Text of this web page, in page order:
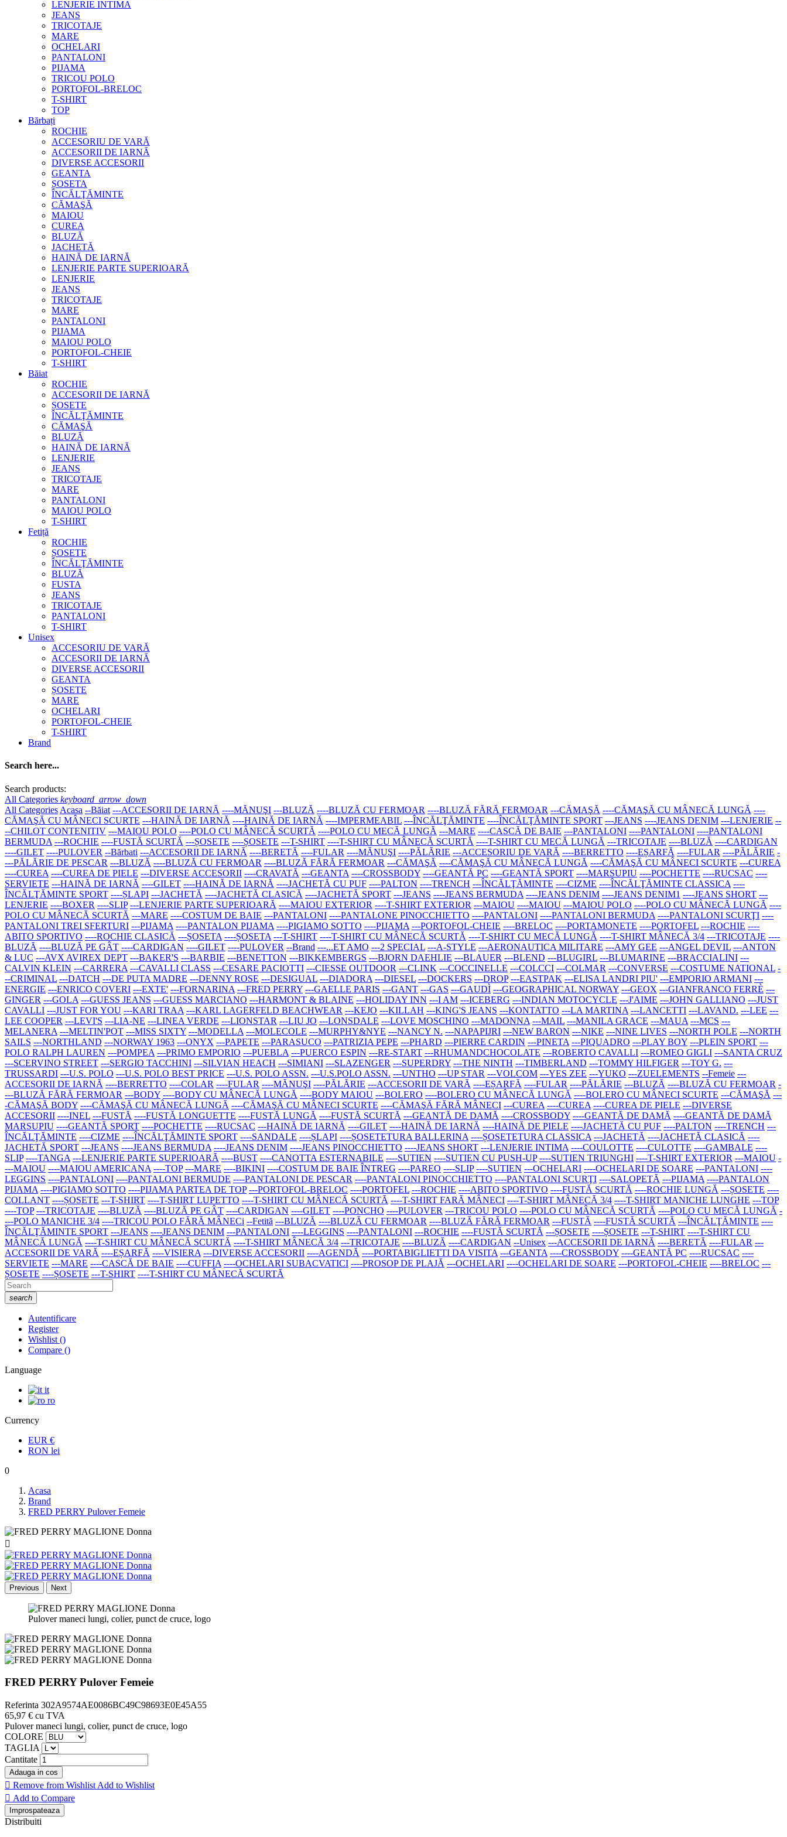
LENJERIE INTIMA
JEANS
TRICOTAJE
MARE
OCHELARI
PANTALONI
PIJAMA
TRICOU POLO
PORTOFOL-BRELOC
T-SHIRT
TOP
Bărbați
ROCHIE
ACCESORIU DE VARĂ
ACCESORII DE IARNĂ
DIVERSE ACCESORII
GEANTA
ȘOSETA
ÎNCĂLŢĂMINTE
CĂMAŞĂ
MAIOU
CUREA
BLUZĂ
JACHETĂ
HAINĂ DE IARNĂ
LENJERIE PARTE SUPERIOARĂ
LENJERIE
JEANS
TRICOTAJE
MARE
PANTALONI
PIJAMA
MAIOU POLO
PORTOFOL-CHEIE
T-SHIRT
Băiat
ROCHIE
ACCESORII DE IARNĂ
ȘOSETE
ÎNCĂLŢĂMINTE
CĂMAŞĂ
BLUZĂ
HAINĂ DE IARNĂ
LENJERIE
JEANS
TRICOTAJE
MARE
PANTALONI
MAIOU POLO
T-SHIRT
Fetiță
ROCHIE
ȘOSETE
ÎNCĂLŢĂMINTE
BLUZĂ
FUSTA
JEANS
TRICOTAJE
PANTALONI
T-SHIRT
Unisex
ACCESORIU DE VARĂ
ACCESORII DE IARNĂ
DIVERSE ACCESORII
GEANTA
ȘOSETE
MARE
OCHELARI
PORTOFOL-CHEIE
T-SHIRT
Brand
Search here...
Search products:
All Categories keyboard_arrow_down
All Categories Acasa --Băiat ---ACCESORII DE IARNĂ ----MĂNUŞI ---BLUZĂ ----BLUZĂ CU FERMOAR ----BLUZĂ FĂRĂ FERMOAR ---CĂMAŞĂ ----CĂMAŞĂ CU MÂNECĂ LUNGĂ ----
CĂMAŞĂ CU MÂNECI SCURTE ---HAINĂ DE IARNĂ ----HAINĂ DE IARNĂ ----IMPERMEABIL ---ÎNCĂLŢĂMINTE ----ÎNCĂLŢĂMINTE SPORT ---JEANS ----JEANS DENIM ---LENJERIE --
--CHILOT CONTENITIV ---MAIOU POLO ----POLO CU MÂNECĂ SCURTĂ ----POLO CU MECĂ LUNGĂ ---MARE ----CASCĂ DE BAIE ---PANTALONI ----PANTALONI ----PANTALONI
BERMUDA ---ROCHIE ----FUSTĂ SCURTĂ ---ȘOSETE ----ȘOSETE ---T-SHIRT ----T-SHIRT CU MÂNECĂ SCURTĂ ----T-SHIRT CU MECĂ LUNGĂ ---TRICOTAJE ----BLUZĂ ----CARDIGAN
----GILET ----PULOVER --Bărbati ---ACCESORII DE IARNĂ ----BERETĂ ----FULAR ----MĂNUŞI ----PĂLĂRIE ---ACCESORIU DE VARĂ ----BERRETTO ----EȘARFĂ ----FULAR ----PĂLĂRIE -
---PĂLĂRIE DE PESCAR ---BLUZĂ ----BLUZĂ CU FERMOAR ----BLUZĂ FĂRĂ FERMOAR ---CĂMAŞĂ ----CĂMAŞĂ CU MÂNECĂ LUNGĂ ----CĂMAŞĂ CU MÂNECI SCURTE ---CUREA
----CUREA ----CUREA DE PIELE ---DIVERSE ACCESORII ----CRAVATĂ ---GEANTA ----CROSSBODY ----GEANTĂ PC ----GEANTĂ SPORT ----MARSUPIU ----POCHETTE ----RUCSAC ----
SERVIETE ---HAINĂ DE IARNĂ ----GILET ----HAINĂ DE IARNĂ ----JACHETĂ CU PUF ----PALTON ----TRENCH ---ÎNCĂLŢĂMINTE ----CIZME ----ÎNCĂLŢĂMINTE CLASSICA ----
ÎNCĂLŢĂMINTE SPORT ----ȘLAPI ---JACHETĂ ----JACHETĂ CLASICĂ ----JACHETĂ SPORT ---JEANS ----JEANS BERMUDA ----JEANS DENIM ----JEANS DENIM1 ----JEANS SHORT ---
LENJERIE ----BOXER ----SLIP ---LENJERIE PARTE SUPERIOARĂ ----MAIOU EXTERIOR ----T-SHIRT EXTERIOR ---MAIOU ----MAIOU ---MAIOU POLO ----POLO CU MÂNECĂ LUNGĂ ----
POLO CU MÂNECĂ SCURTĂ ---MARE ----COSTUM DE BAIE ---PANTALONI ----PANTALONE PINOCCHIETTO ----PANTALONI ----PANTALONI BERMUDA ----PANTALONI SCURŢI ----
PANTALONI TREI SFERTURI ---PIJAMA ----PANTALON PIJAMA ----PIGIAMO SOTTO ----PIJAMA ---PORTOFOL-CHEIE ----BRELOC ----PORTAMONETE ----PORTOFEL ---ROCHIE ----
ABITO SPORTIVO ----ROCHIE CLASICĂ ---ȘOSETA ----ȘOSETA ---T-SHIRT ----T-SHIRT CU MÂNECĂ SCURTĂ ----T-SHIRT CU MECĂ LUNGĂ ----T-SHIRT MÂNECĂ 3/4 ---TRICOTAJE ----
BLUZĂ ----BLUZĂ PE GÂT ----CARDIGAN ----GILET ----PULOVER --Brand ---...ET AMO ---2 SPECIAL ---A-STYLE ---AERONAUTICA MILITARE ---AMY GEE ---ANGEL DEVIL ---ANTON
& LUC ---AVX AVIREX DEPT ---BAKER'S ---BARBIE ---BENETTON ---BIKKEMBERGS ---BJORN DAEHLIE ---BLAUER ---BLEND ---BLUGIRL ---BLUMARINE ---BRACCIALINI ---
CALVIN KLEIN ---CARRERA ---CAVALLI CLASS ---CESARE PACIOTTI ---CIESSE OUTDOOR ---CLINK ---COCCINELLE ---COLCCI ---COLMAR ---CONVERSE ---COSTUME NATIONAL -
--CRIMINAL ---DATCH ---DE PUTA MADRE ---DENNY ROSE ---DESIGUAL ---DIADORA ---DIESEL ---DOCKERS ---DROP ---EASTPAK ---ELISA LANDRI PIU' ---EMPORIO ARMANI ---
ENERGIE ---ENRICO COVERI ---EXTE' ---FORNARINA ---FRED PERRY ---GAELLE PARIS ---GANT ---GAS ---GAUDÌ ---GEOGRAPHICAL NORWAY ---GEOX ---GIANFRANCO FERRÈ ---
GINGER ---GOLA ---GUESS JEANS ---GUESS MARCIANO ---HARMONT & BLAINE ---HOLIDAY INN ---I AM ---ICEBERG ---INDIAN MOTOCYCLE ---J'AIME ---JOHN GALLIANO ---JUST
CAVALLI ---JUST FOR YOU ---KARI TRAA ---KARL LAGERFELD BEACHWEAR ---KEJO ---KILLAH ---KING'S JEANS ---KONTATTO ---LA MARTINA ---LANCETTI ---LAVAND. ---LEE ---
LEE COOPER ---LEVI'S ---LIA-NE ---LINEA VERDE ---LIONSTAR ---LIU JO ---LONSDALE ---LOVE MOSCHINO ---MADONNA ---MAIL ---MANILA GRACE ---MAUA ---MCS ---
MELANERA ---MELTIN'POT ---MISS SIXTY ---MODELLA ---MOLECOLE ---MURPHY&NYE ---NANCY N. ---NAPAPIJRI ---NEW BARON ---NIKE ---NINE LIVES ---NORTH POLE ---NORTH
SAILS ---NORTHLAND ---NORWAY 1963 ---ONYX ---PAPETE ---PARASUCO ---PATRIZIA PEPE ---PHARD ---PIERRE CARDIN ---PINETA ---PIQUADRO ---PLAY BOY ---PLEIN SPORT ---
POLO RALPH LAUREN ---POMPEA ---PRIMO EMPORIO ---PUEBLA ---PUERCO ESPIN ---RE-START ---RHUMANDCHOCOLATE ---ROBERTO CAVALLI ---ROMEO GIGLI ---SANTA CRUZ
---SCERVINO STREET ---SERGIO TACCHINI ---SILVIAN HEACH ---SIMIANI ---SLAZENGER ---SUPERDRY ---THE NINTH ---TIMBERLAND ---TOMMY HILFIGER ---TOY G. ---
TRUSSARDI ---U.S. POLO ---U.S. POLO BEST PRICE ---U.S. POLO ASSN. ---U.S.POLO ASSN. ---UNTHO ---UP STAR ---VOLCOM ---YES ZEE ---YUKO ---ZUELEMENTS --Femeie ---
ACCESORII DE IARNĂ ----BERRETTO ----COLAR ----FULAR ----MĂNUŞI ----PĂLĂRIE ---ACCESORII DE VARĂ ----EȘARFĂ ----FULAR ----PĂLĂRIE ---BLUZĂ ----BLUZĂ CU FERMOAR -
---BLUZĂ FĂRĂ FERMOAR ---BODY ----BODY CU MÂNECĂ LUNGĂ ----BODY MAIOU ---BOLERO ----BOLERO CU MÂNECĂ LUNGĂ ----BOLERO CU MÂNECI SCURTE ---CĂMAŞĂ ---
-CĂMAŞĂ BODY ----CĂMAŞĂ CU MÂNECĂ LUNGĂ ----CĂMAŞĂ CU MÂNECI SCURTE ----CĂMAŞĂ FĂRĂ MÂNECI ---CUREA ----CUREA ----CUREA DE PIELE ---DIVERSE
ACCESORII ----INEL ---FUSTĂ ----FUSTĂ LONGUETTE ----FUSTĂ LUNGĂ ----FUSTĂ SCURTĂ ---GEANTĂ DE DAMĂ ----CROSSBODY ----GEANTĂ DE DAMĂ ----GEANTĂ DE DAMĂ
MARSUPIU ----GEANTĂ SPORT ----POCHETTE ----RUCSAC ---HAINĂ DE IARNĂ ----GILET ----HAINĂ DE IARNĂ ----HAINĂ DE PIELE ----JACHETĂ CU PUF ----PALTON ----TRENCH ---
ÎNCĂLŢĂMINTE ----CIZME ----ÎNCĂLŢĂMINTE SPORT ----SANDALE ----ȘLAPI ----ȘOSETETURA BALLERINA ----ȘOSETETURA CLASSICA ---JACHETĂ ----JACHETĂ CLASICĂ ----
JACHETĂ SPORT ---JEANS ----JEANS BERMUDA ----JEANS DENIM ----JEANS PINOCCHIETTO ----JEANS SHORT ---LENJERIE INTIMA ----COULOTTE ----CULOTTE ----GAMBALE ----
SLIP ----TANGA ---LENJERIE PARTE SUPERIOARĂ ----BUST ----CANOTTA ESTERNABILE ----SUTIEN ----SUTIEN CU PUSH-UP ----SUTIEN TRIUNGHI ----T-SHIRT EXTERIOR ---MAIOU -
---MAIOU ----MAIOU AMERICANA ----TOP ---MARE ----BIKINI ----COSTUM DE BAIE ÎNTREG ----PAREO ----SLIP ----SUTIEN ---OCHELARI ----OCHELARI DE SOARE ---PANTALONI ----
LEGGINS ----PANTALONI ----PANTALONI BERMUDE ----PANTALONI DE PESCAR ----PANTALONI PINOCCHIETTO ----PANTALONI SCURŢI ----SALOPETĂ ---PIJAMA ----PANTALON
PIJAMA ----PIGIAMO SOTTO ----PIJAMA PARTEA DE TOP ---PORTOFOL-BRELOC ----PORTOFEL ---ROCHIE ----ABITO SPORTIVO ----FUSTĂ SCURTĂ ----ROCHIE LUNGĂ ---ȘOSETE ----
COLLANT ----ȘOSETE ---T-SHIRT ----T-SHIRT LUPETTO ----T-SHIRT CU MÂNECĂ SCURTĂ ----T-SHIRT FARĂ MÂNECI ----T-SHIRT MÂNECĂ 3/4 ----T-SHIRT MANICHE LUNGHE ---TOP
----TOP ---TRICOTAJE ----BLUZĂ ----BLUZĂ PE GÂT ----CARDIGAN ----GILET ----PONCHO ----PULOVER ---TRICOU POLO ----POLO CU MÂNECĂ SCURTĂ ----POLO CU MECĂ LUNGĂ -
---POLO MANICHE 3/4 ----TRICOU POLO FĂRĂ MÂNECi --Fetită ---BLUZĂ ----BLUZĂ CU FERMOAR ----BLUZĂ FĂRĂ FERMOAR ---FUSTĂ ----FUSTĂ SCURTĂ ---ÎNCĂLŢĂMINTE ----
ÎNCĂLŢĂMINTE SPORT ---JEANS ----JEANS DENIM ---PANTALONI ----LEGGINS ----PANTALONI ---ROCHIE ----FUSTĂ SCURTĂ ---ȘOSETE ----ȘOSETE ---T-SHIRT ----T-SHIRT CU
MÂNECĂ LUNGĂ ----T-SHIRT CU MÂNECĂ SCURTĂ ----T-SHIRT MÂNECĂ 3/4 ---TRICOTAJE ----BLUZĂ ----CARDIGAN --Unisex ---ACCESORII DE IARNĂ ----BERETĂ ----FULAR ---
ACCESORII DE VARĂ ----EȘARFĂ ----VISIERA ---DIVERSE ACCESORII ----AGENDĂ ----PORTABIGLIETTI DA VISITA ---GEANTA ----CROSSBODY ----GEANTĂ PC ----RUCSAC ----
SERVIETE ---MARE ----CASCĂ DE BAIE ----CUFFIA ----OCHELARI SUBACVATICI ----PROSOP DE PLAJĂ ---OCHELARI ----OCHELARI DE SOARE ---PORTOFOL-CHEIE ----BRELOC ---
ȘOSETE ----ȘOSETE ---T-SHIRT ----T-SHIRT CU MÂNECĂ SCURTĂ
search
Autentificare
Register
Wishlist ()
Compare ()
Language
it
ro
Currency
EUR €
RON lei
0
Acasa
Brand
FRED PERRY Pulover Femeie

Previous Next
Pulover maneci lungi, colier, punct de cruce, logo
FRED PERRY Pulover Femeie
Referinta 302A9574AE0086BC49C98693E0E45A55
65,97 € cu TVA
Pulover maneci lungi, colier, punct de cruce, logo
COLORE
TAGLIA
Cantitate
Adauga in cos
 Remove from Wishlist Add to Wishlist
 Add to Compare
Distribuiti